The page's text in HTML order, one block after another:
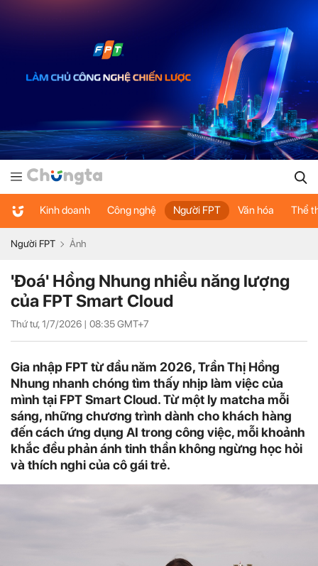
Kinh doanh Công nghệ Người FPT Văn hóa Thể
Người FPT Ảnh
'Đoá' Hồng Nhung nhiều năng lượng
của FPT Smart Cloud
Thứ tư, 1/7/2026 | 08:35GMT+7
Gia nhập FPT từ đầu năm 2026, Trần Thị Hồng
Nhung nhanh chóng tìm thấy nhịp làm việc của
mình tại FPT Smart Cloud. Từ một ly matcha mỗi
sáng, những chương trình dành cho khách hàng
đến cách ứng dụng AI trong công việc, mỗi khoảnh
khắc đều phản ánh tinh thần không ngừng học hỏi
và thích nghi của cô gái trẻ.